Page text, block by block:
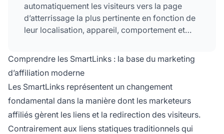
automatiquement les visiteurs vers la page
d’atterrissage la plus pertinente en fonction de
leur localisation, appareil, comportement et
maximise les conversions en offrant des
expériences personnalisées sans nécessiter de
liens distincts pour chaque segment
d’audience.
Comprendre les SmartLinks : la base du marketing
d’affiliation moderne
Les SmartLinks représentent un changement
fondamental dans la manière dont les marketeurs
affiliés gèrent les liens et la redirection des visiteurs.
Contrairement aux liens statiques traditionnels qui